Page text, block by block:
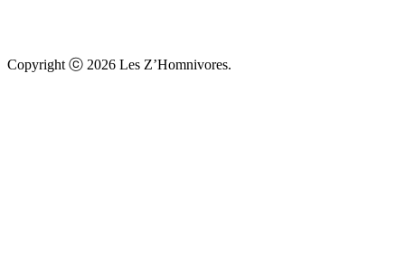
Copyright ⓒ 2026 Les Z’Homnivores.